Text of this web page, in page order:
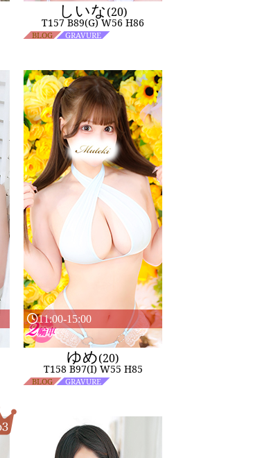
しいな(20)
T157 B89(G) W56 H86
BLOG GRAVURE
11:00-15:00
ゆめ(20)
T158 B97(I) W55 H85
BLOG GRAVURE